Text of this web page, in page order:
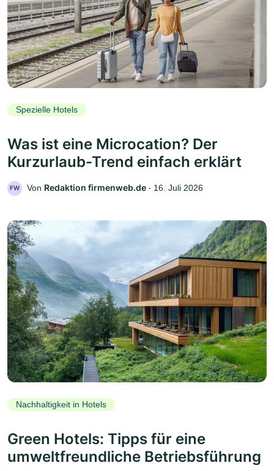
Spezielle Hotels
Was ist eine Microcation? Der
Kurzurlaub-Trend einfach erklärt
FW Von Redaktion firmenweb.de ‧ 16. Juli 2026
Nachhaltigkeit in Hotels
Green Hotels: Tipps für eine
umweltfreundliche Betriebsführung